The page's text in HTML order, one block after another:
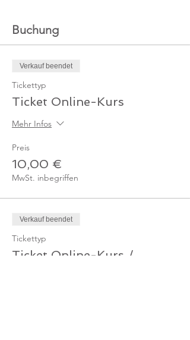
Buchung
Verkauf beendet
Tickettyp
Ticket Online-Kurs
Mehr Infos
Preis
10,00 €
MwSt. inbegriffen
Verkauf beendet
Tickettyp
Ticket Online-Kurs /